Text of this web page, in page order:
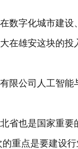
数字化城市建
在雄安这块的投
限公司人工智能
省也是国家重
重点是要建设